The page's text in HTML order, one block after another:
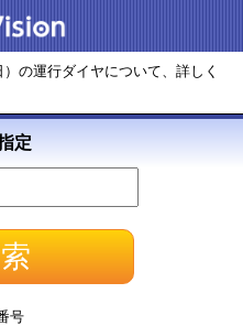
の運行ダイヤについて、詳しく
定
号